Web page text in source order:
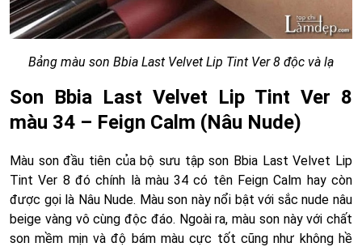
Bảng màu son Bbia Last Velvet Lip Tint Ver 8 độc và lạ
Son Bbia Last Velvet Lip Tint Ver 8
màu 34 – Feign Calm (Nâu Nude)
Màu son đầu tiên của bộ sưu tập son Bbia Last Velvet Lip
Tint Ver 8 đó chính là màu 34 có tên Feign Calm hay còn
được gọi là Nâu Nude. Màu son này nổi bật với sắc nude nâu
beige vàng vô cùng độc đáo. Ngoài ra, màu son này với chất
son mềm mịn và độ bám màu cực tốt cũng như không hề